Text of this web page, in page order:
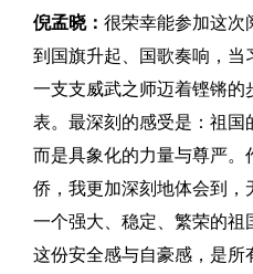
倪孟晓： 很荣幸能参加这次
到国旗升起、国歌奏响，当
一支支威武之师迈着铿锵
表。最深刻的感受是：祖国
而是具象化的力量与尊严。
侨，我更加深刻地体会到
一个强大、稳定、繁荣的祖
这份安全感与自豪感，是所